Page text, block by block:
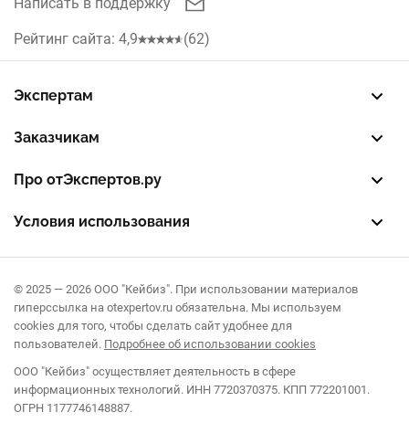
Нижний Новгород
Челябинск
Уфа
Самара
Волгоград
Иркутск
Омск
Написать в поддержку
Рейтинг сайта: 4,9 (62)
Экспертам
Заказчикам
Про отЭкспертов.ру
Условия использования
© 2025 — 2026 ООО "Кейбиз". При использовании материалов
гиперссылка на otexpertov.ru обязательна. Мы используем
cookies для того, чтобы сделать сайт удобнее для
пользователей. Подробнее об использовании cookies
ООО "Кейбиз" осуществляет деятельность в сфере
информационных технологий. ИНН 7720370375. КПП 772201001.
ОГРН 1177746148887.